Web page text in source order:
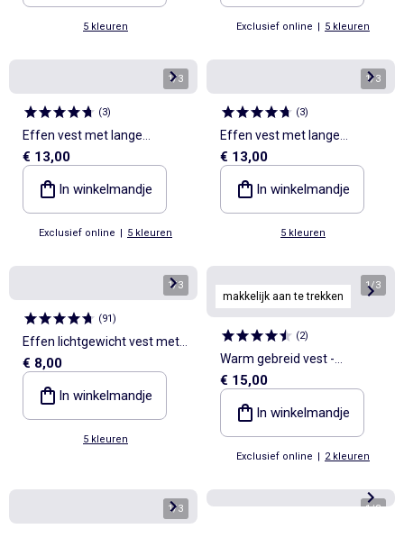
5 kleuren Exclusief online | 5 kleuren
1/3
(3)
Effen vest met lange
mouwen
€ 13,00
In winkelmandje
Exclusief online | 5 kleuren
1/3
(3)
Effen vest met lange
mouwen
€ 13,00
In winkelmandje
5 kleuren
1/3
(91)
Effen lichtgewicht vest met
ronde hals
€ 8,00
In winkelmandje
5 kleuren
makkelijk aan te trekken
1/3
(2)
Warm gebreid vest -
gemakkelijk aan te trekken
collectie
€ 15,00
In winkelmandje
Exclusief online | 2 kleuren
1/3 1/3